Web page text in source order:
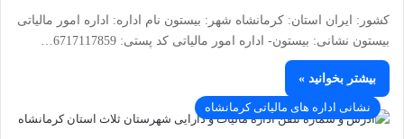
کشور: ایران استان: کرمانشاه شهر: بیستون نام اداره: اداره امور مالیاتی
بیستون نشانی: بیستون- اداره امور مالیاتی کد پستی: 6717117859…
بیشتر بخوانید »
نشانی اداره های مالیاتی کرمانشاه